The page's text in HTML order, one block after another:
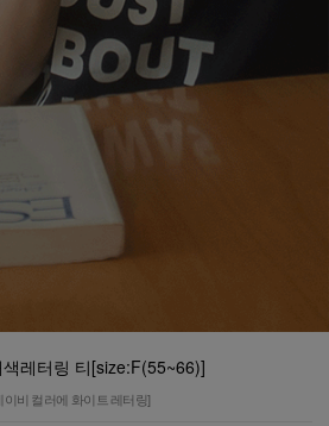
레터링 티[size:F(55~66)]
비 컬러에 화이트 레터링]